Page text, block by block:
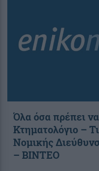
Όλα όσα πρέπει
Κτηματολόγιο –
Νομικής
– ΒΙΝΤΕΟ